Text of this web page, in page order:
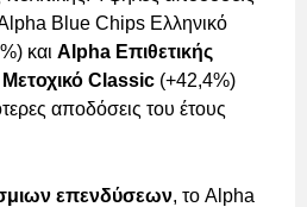
Blue Chips Ελληνικό
και Alpha Επιθετικής
Classic (+42,4%)
αποδόσεις του έτους
επενδύσεων, το Alpha